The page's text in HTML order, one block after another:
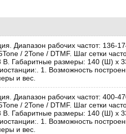
Диапазон рабочих частот: 136-
/ 2Tone / DTMF. Шаг сетки
Габаритные размеры: 140 (Ш) x
1. Возможность
и вес.
Диапазон рабочих частот: 400-
/ 2Tone / DTMF. Шаг сетки
Габаритные размеры: 140 (Ш) x
1. Возможность
и вес.